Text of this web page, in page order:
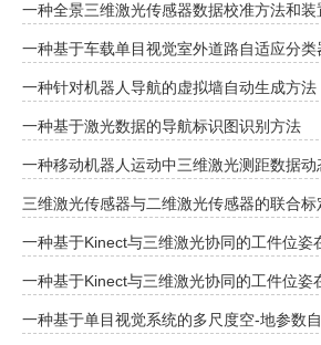
一种全景三维激光传感器数据校准方法和装
一种基于车载单目视觉室外道路自适应分类
一种针对机器人导航的虚拟墙自动生成方法
一种基于激光数据的导航标识图识别方法
一种移动机器人运动中三维激光测距数据动
三维激光传感器与二维激光传感器的联合标
一种基于Kinect与三维激光协同的工件位姿
一种基于Kinect与三维激光协同的工件位姿
一种基于单目视觉系统的多尺度空-地参数